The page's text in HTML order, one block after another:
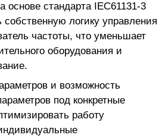
основе стандарта IEC61131-3
собственную логику управления
частоты, что уменьшает
оборудования и
и возможность
под конкретные
работу